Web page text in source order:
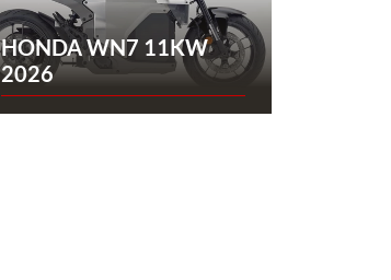
HONDA WN7 11KW
2026